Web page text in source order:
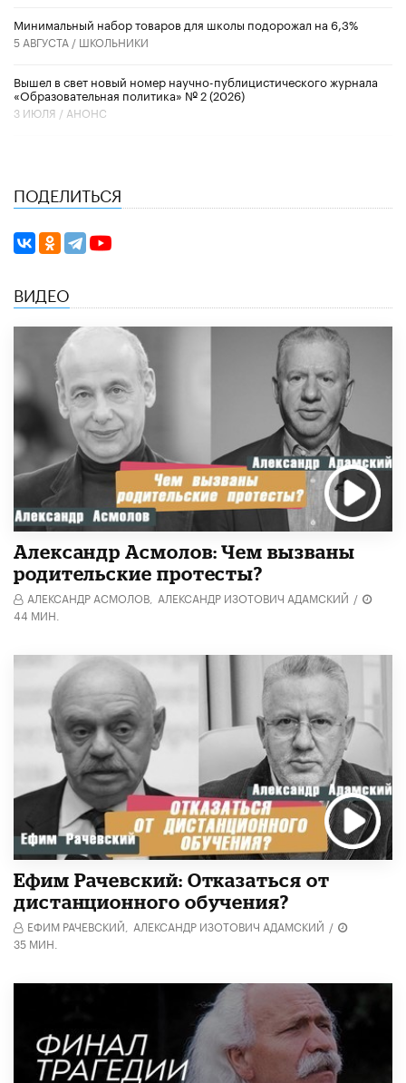
Минимальный набор товаров для школы подорожал на 6,3%
5 АВГУСТА / ШКОЛЬНИКИ
Вышел в свет новый номер научно-публицистического журнала
«Образовательная политика» № 2 (2026)
3 ИЮЛЯ / АНОНС
ПОДЕЛИТЬСЯ
ВИДЕО
Александр Асмолов: Чем вызваны
родительские протесты?
АЛЕКСАНДР АСМОЛОВ, АЛЕКСАНДР ИЗОТОВИЧ АДАМСКИЙ /
44 МИН.
Ефим Рачевский: Отказаться от
дистанционного обучения?
ЕФИМ РАЧЕВСКИЙ, АЛЕКСАНДР ИЗОТОВИЧ АДАМСКИЙ /
35 МИН.